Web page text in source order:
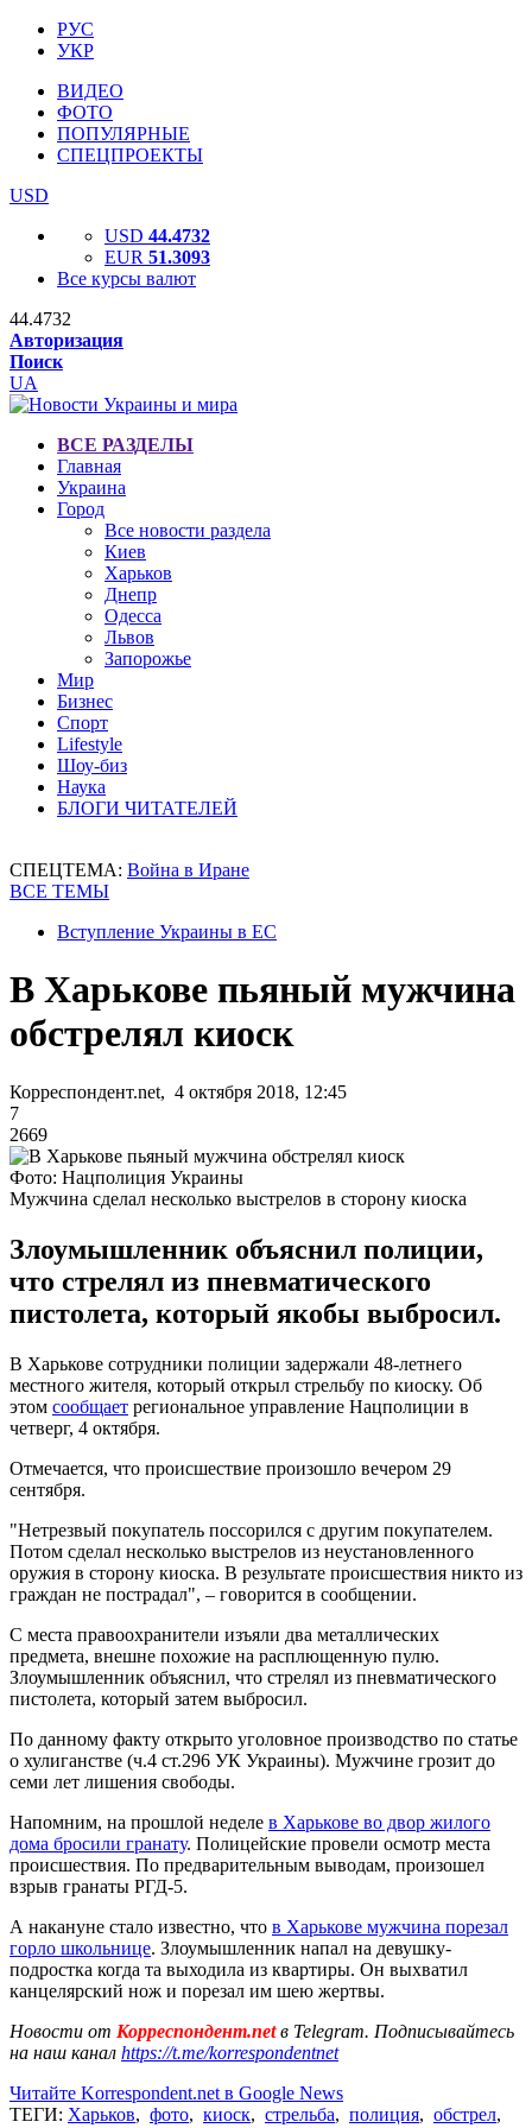
РУС
УКР
ВИДЕО
ФОТО
ПОПУЛЯРНЫЕ
СПЕЦПРОЕКТЫ
USD
USD 44.4732
EUR 51.3093
Все курсы валют
44.4732
Авторизация
Поиск
UA
ВСЕ РАЗДЕЛЫ
Главная
Украина
Город
Все новости раздела
Киев
Харьков
Днепр
Одесса
Львов
Запорожье
Мир
Бизнес
Спорт
Lifestyle
Шоу-биз
Наука
БЛОГИ ЧИТАТЕЛЕЙ
СПЕЦТЕМА: Война в Иране
ВСЕ ТЕМЫ
Вступление Украины в ЕС
В Харькове пьяный мужчина
обстрелял киоск
Корреспондент.net, 4 октября 2018, 12:45
7
2669
Фото: Нацполиция Украины
Мужчина сделал несколько выстрелов в сторону киоска
Злоумышленник объяснил полиции,
что стрелял из пневматического
пистолета, который якобы выбросил.
В Харькове сотрудники полиции задержали 48-летнего
местного жителя, который открыл стрельбу по киоску. Об
этом сообщает региональное управление Нацполиции в
четверг, 4 октября.
Отмечается, что происшествие произошло вечером 29
сентября.
"Нетрезвый покупатель поссорился с другим покупателем.
Потом сделал несколько выстрелов из неустановленного
оружия в сторону киоска. В результате происшествия никто из
граждан не пострадал", – говорится в сообщении.
С места правоохранители изъяли два металлических
предмета, внешне похожие на расплющенную пулю.
Злоумышленник объяснил, что стрелял из пневматического
пистолета, который затем выбросил.
По данному факту открыто уголовное производство по статье
о хулиганстве (ч.4 ст.296 УК Украины). Мужчине грозит до
семи лет лишения свободы.
Напомним, на прошлой неделе в Харькове во двор жилого
дома бросили гранату. Полицейские провели осмотр места
происшествия. По предварительным выводам, произошел
взрыв гранаты РГД-5.
А накануне стало известно, что в Харькове мужчина порезал
горло школьнице. Злоумышленник напал на девушку-
подростка когда та выходила из квартиры. Он выхватил
канцелярский нож и порезал им шею жертвы.
Новости от Корреспондент.netв Telegram. Подписывайтесь
на наш канал https://t.me/korrespondentnet
Читайте Korrespondent.net в Google News
ТЕГИ: Харьков, фото, киоск, стрельба, полиция, обстрел,